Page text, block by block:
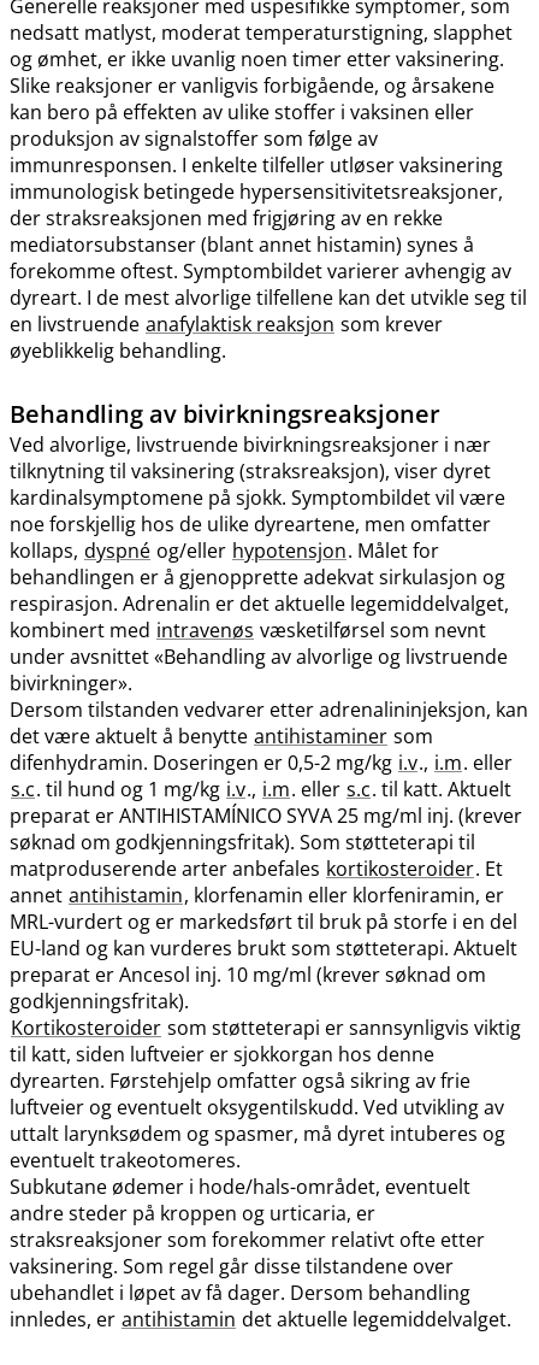
Generelle reaksjoner med uspesifikke symptomer, som
nedsatt matlyst, moderat temperaturstigning, slapphet
og ømhet, er ikke uvanlig noen timer etter vaksinering.
Slike reaksjoner er vanligvis forbigående, og årsakene
kan bero på effekten av ulike stoffer i vaksinen eller
produksjon av signalstoffer som følge av
immunresponsen. I enkelte tilfeller utløser vaksinering
immunologisk betingede hypersensitivitetsreaksjoner,
der straksreaksjonen med frigjøring av en rekke
mediatorsubstanser (blant annet histamin) synes å
forekomme oftest. Symptombildet varierer avhengig av
dyreart. I de mest alvorlige tilfellene kan det utvikle seg til
en livstruende anafylaktisk reaksjon som krever
øyeblikkelig behandling.
Behandling av bivirkningsreaksjoner
Ved alvorlige, livstruende bivirkningsreaksjoner i nær
tilknytning til vaksinering (straksreaksjon), viser dyret
kardinalsymptomene på sjokk. Symptombildet vil være
noe forskjellig hos de ulike dyreartene, men omfatter
kollaps, dyspné og​/​eller hypotensjon. Målet for
behandlingen er å gjenopprette adekvat sirkulasjon og
respirasjon. Adrenalin er det aktuelle legemiddelvalget,
kombinert med intravenøs væsketilførsel som nevnt
under avsnittet «Behandling av alvorlige og livstruende
bivirkninger».
Dersom tilstanden vedvarer etter adrenalininjeksjon, kan
det være aktuelt å benytte antihistaminer som
difenhydramin. Doseringen er 0,5-2 mg/kg i.v., i.m. eller
s.c. til hund og 1 mg/kg i.v., i.m. eller s.c. til katt. Aktuelt
preparat er ANTIHISTAMÍNICO SYVA 25 mg/ml inj. (krever
søknad om godkjenningsfritak). Som støtteterapi til
matproduserende arter anbefales kortikosteroider. Et
annet antihistamin, klorfenamin eller klorfeniramin, er
MRL-vurdert og er markedsført til bruk på storfe i en del
EU-land og kan vurderes brukt som støtteterapi. Aktuelt
preparat er Ancesol inj. 10 mg/ml (krever søknad om
godkjenningsfritak).
Kortikosteroider som støtteterapi er sannsynligvis viktig
til katt, siden luftveier er sjokkorgan hos denne
dyrearten. Førstehjelp omfatter også sikring av frie
luftveier og eventuelt oksygentilskudd. Ved utvikling av
uttalt larynksødem og spasmer, må dyret intuberes og
eventuelt trakeotomeres.
Subkutane ødemer i hode​/​hals-området, eventuelt
andre steder på kroppen og urticaria, er
straksreaksjoner som forekommer relativt ofte etter
vaksinering. Som regel går disse tilstandene over
ubehandlet i løpet av få dager. Dersom behandling
innledes, er antihistamin det aktuelle legemiddelvalget.